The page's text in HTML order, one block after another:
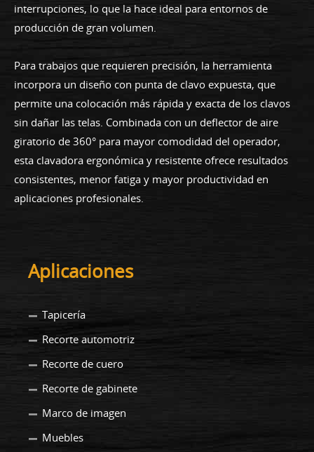
interrupciones, lo que la hace ideal para entornos de
producción de gran volumen.
Para trabajos que requieren precisión, la herramienta
incorpora un diseño con punta de clavo expuesta, que
permite una colocación más rápida y exacta de los clavos
sin dañar las telas. Combinada con un deflector de aire
giratorio de 360° para mayor comodidad del operador,
esta clavadora ergonómica y resistente ofrece resultados
consistentes, menor fatiga y mayor productividad en
aplicaciones profesionales.
Aplicaciones
Tapicería
Recorte automotriz
Recorte de cuero
Recorte de gabinete
Marco de imagen
Muebles